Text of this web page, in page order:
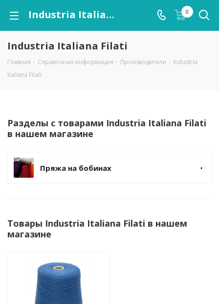
Industria Italiana Filati 0
Industria Italiana Filati
Главная - Справочная информация - Производители - Industria
Italiana Filati
Разделы с товарами Industria Italiana Filati
в нашем магазине
Пряжа на бобинах
Товары Industria Italiana Filati в нашем
магазине